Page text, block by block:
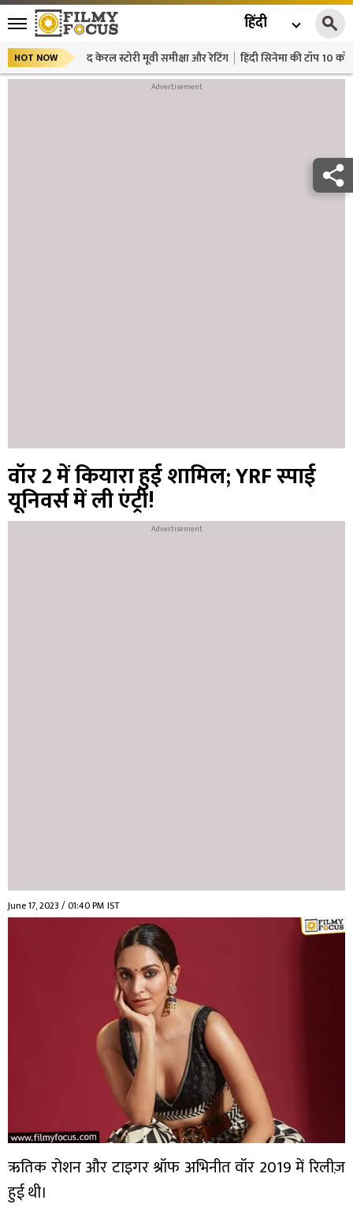
हिंदी
HOT NOW द केरल स्टोरी मूवी समीक्षा और रेटिंग हिंदी सिनेमा की टॉप 10
वॉर 2 में कियारा हुई शामिल; YRF स्पाई
यूनिवर्स में ली एंट्री!
June 17, 2023 / 01:40 PM IST
ऋतिक रोशन और टाइगर श्रॉफ अभिनीत वॉर 2019 में रिलीज़
हुई थी।